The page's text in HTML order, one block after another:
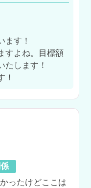
ます！
すよね。目標額
たします！
！
ったけどここは